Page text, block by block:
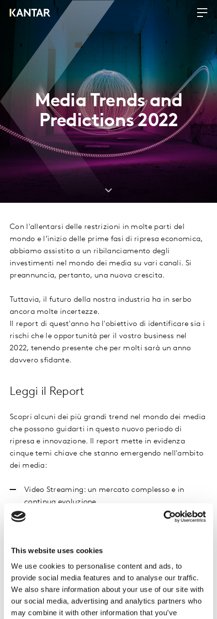
This website uses cookies
We use cookies to personalise content and ads, to
provide social media features and to analyse our traffic.
We also share information about your use of our site with
our social media, advertising and analytics partners who
may combine it with other information that you’ve
Media Trends and
Predictions 2022
Con l'allentarsi delle restrizioni in molte parti del
mondo e l’inizio delle prime fasi di ripresa economica,
abbiamo assistito a un ribilanciamento degli
investimenti nel mondo dei media su vari canali. Si
preannuncia, pertanto, una nuova crescita.
Tuttavia, il futuro della nostra industria ha in serbo
ancora molte incertezze.
Il report di quest'anno ha l'obiettivo di identificare sia i
rischi che le opportunità per il vostro business nel
2022, tenendo presente che per molti sarà un anno
davvero sfidante.
Leggi il Report
Scopri alcuni dei più grandi trend nel mondo dei media
che possono guidarti in questo nuovo periodo di
ripresa e innovazione. Il report mette in evidenza
cinque temi chiave che stanno emergendo nell'ambito
dei media:
Video Streaming: un mercato complesso e in
continua evoluzione
La riconfigurazione dell’Internet commerciale
La vita al tempo della pandemia e ciò che significa